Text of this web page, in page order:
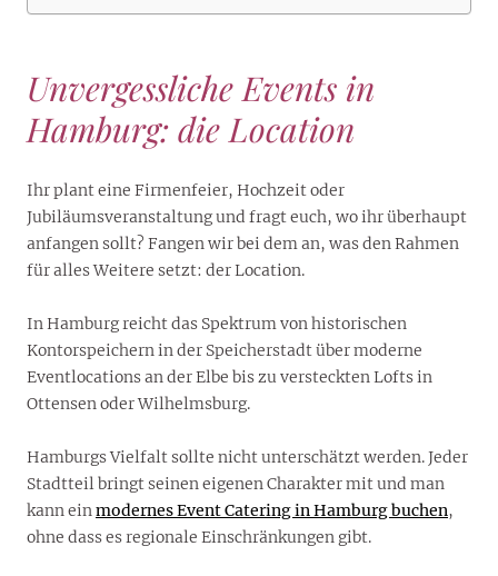
Unvergessliche Events in
Hamburg: die Location
Ihr plant eine Firmenfeier, Hochzeit oder
Jubiläumsveranstaltung und fragt euch, wo ihr überhaupt
anfangen sollt? Fangen wir bei dem an, was den Rahmen
für alles Weitere setzt: der Location.
In Hamburg reicht das Spektrum von historischen
Kontorspeichern in der Speicherstadt über moderne
Eventlocations an der Elbe bis zu versteckten Lofts in
Ottensen oder Wilhelmsburg.
Hamburgs Vielfalt sollte nicht unterschätzt werden. Jeder
Stadtteil bringt seinen eigenen Charakter mit und man
kann einmodernes Event Catering in Hamburg buchen,
ohne dass es regionale Einschränkungen gibt.